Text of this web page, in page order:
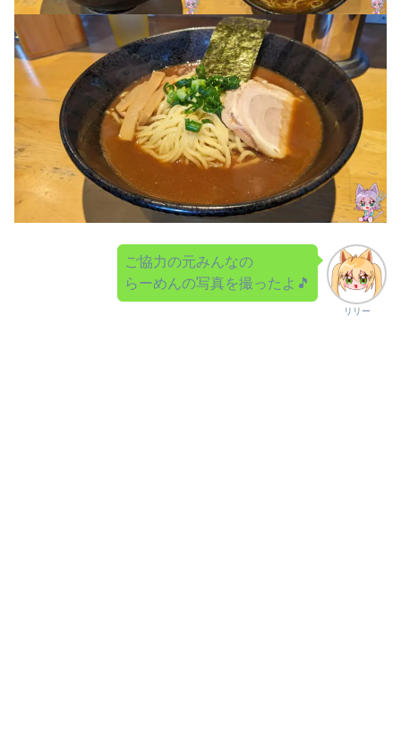
リリー
ご協力の元みんなの
らーめんの写真を撮ったよ🎵